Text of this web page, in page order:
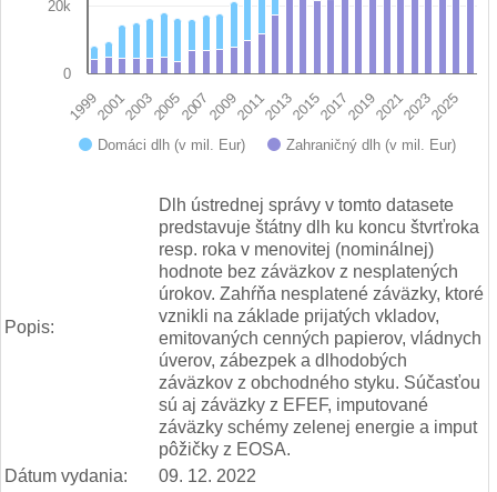
Domáci dlh (v mil. Eur) Zahraničný dlh (v mil. Eur)
19992001200320052007200920112013201520172019202120232025
0
20k
Popis:
Dlh ústrednej správy v tomto datasete
predstavuje štátny dlh ku koncu štvrťroka
resp. roka v menovitej (nominálnej)
hodnote bez záväzkov z nesplatených
úrokov. Zahŕňa nesplatené záväzky, ktoré
vznikli na základe prijatých vkladov,
emitovaných cenných papierov, vládnych
úverov, zábezpek a dlhodobých
záväzkov z obchodného styku. Súčasťou
sú aj záväzky z EFEF, imputované
záväzky schémy zelenej energie a imput
pôžičky z EOSA.
Dátum vydania:
09. 12. 2022